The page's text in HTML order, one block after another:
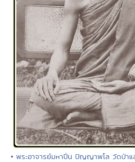
• พระอาจารย์มหาปิ่น ปัญญาพโล วัดป่าแ